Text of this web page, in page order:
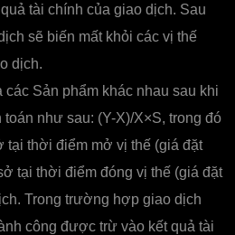
tài chính của giao dịch. Sau
sẽ biến mất khỏi các vị thế
dịch.
các Sản phẩm khác nhau sau khi
như sau: (Y-X)/X×S, trong đó
tại thời điểm mở vị thế (giá đặt
tại thời điểm đóng vị thế (giá đặt
Trong trường hợp giao dịch
công được trừ vào kết quả tài